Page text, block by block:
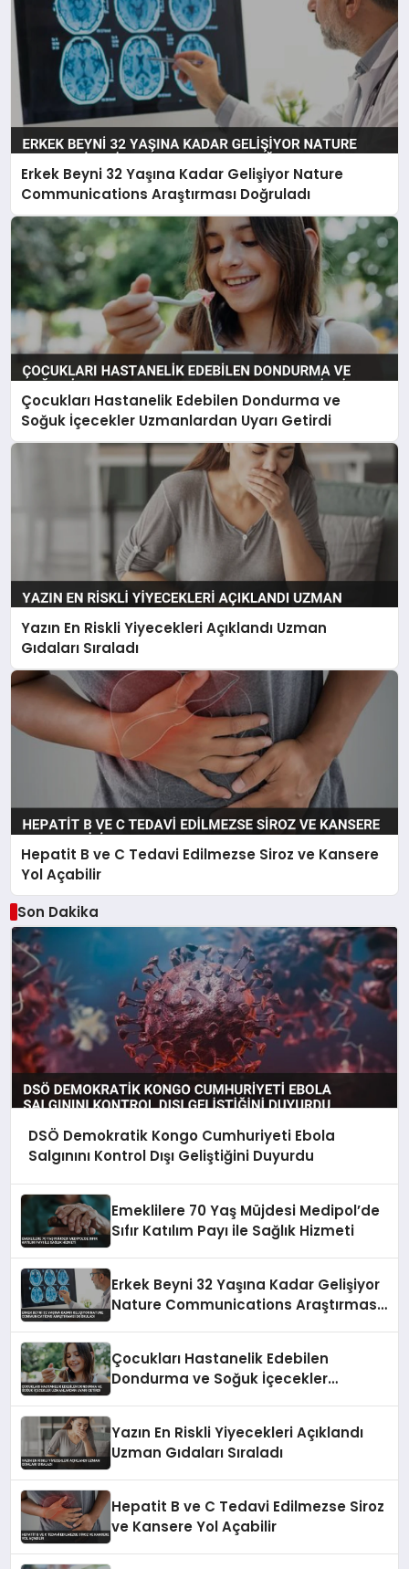
Erkek Beyni 32 Yaşına Kadar Gelişiyor Nature
Communications Araştırması Doğruladı
Çocukları Hastanelik Edebilen Dondurma ve
Soğuk İçecekler Uzmanlardan Uyarı Getirdi
Yazın En Riskli Yiyecekleri Açıklandı Uzman
Gıdaları Sıraladı
Hepatit B ve C Tedavi Edilmezse Siroz ve Kansere
Yol Açabilir
Son Dakika
DSÖ Demokratik Kongo Cumhuriyeti Ebola
Salgınını Kontrol Dışı Geliştiğini Duyurdu
Emeklilere 70 Yaş Müjdesi Medipol’de
Sıfır Katılım Payı ile Sağlık Hizmeti
Erkek Beyni 32 Yaşına Kadar Gelişiyor
Nature Communications Araştırması
Çocukları Hastanelik Edebilen
Dondurma ve Soğuk İçecekler
Yazın En Riskli Yiyecekleri Açıklandı
Uzman Gıdaları Sıraladı
Hepatit B ve C Tedavi Edilmezse Siroz
ve Kansere Yol Açabilir